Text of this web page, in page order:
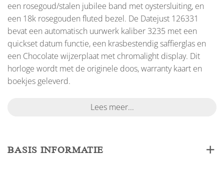
een rosegoud/stalen jubilee band met oystersluiting, en
een 18k rosegouden fluted bezel. De Datejust 126331
bevat een automatisch uurwerk kaliber 3235 met een
quickset datum functie, een krasbestendig saffierglas en
een Chocolate wijzerplaat met chromalight display. Dit
horloge wordt met de originele doos, warranty kaart en
boekjes geleverd.
Lees meer...
BASIS INFORMATIE